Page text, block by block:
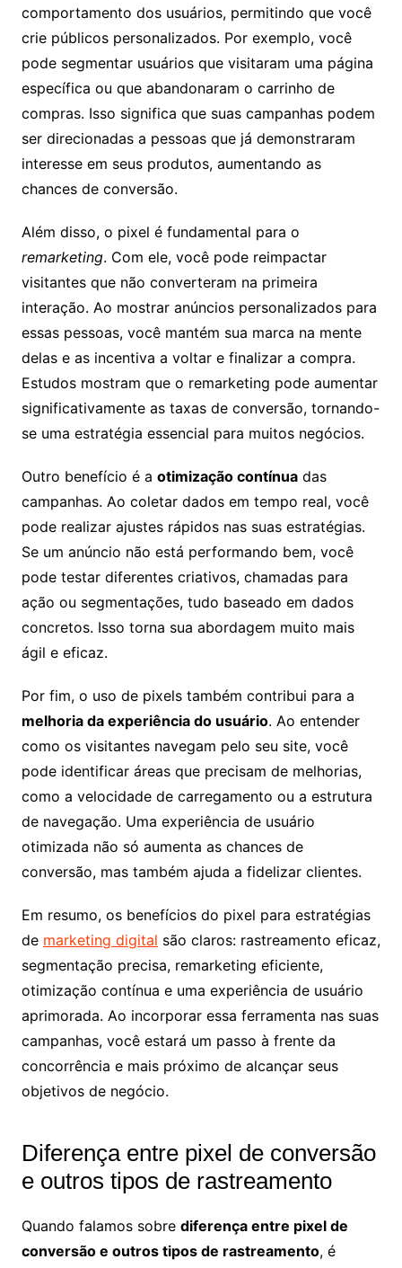
comportamento dos usuários, permitindo que você
crie públicos personalizados. Por exemplo, você
pode segmentar usuários que visitaram uma página
específica ou que abandonaram o carrinho de
compras. Isso significa que suas campanhas podem
ser direcionadas a pessoas que já demonstraram
interesse em seus produtos, aumentando as
chances de conversão.
Além disso, o pixel é fundamental para o
remarketing. Com ele, você pode reimpactar
visitantes que não converteram na primeira
interação. Ao mostrar anúncios personalizados para
essas pessoas, você mantém sua marca na mente
delas e as incentiva a voltar e finalizar a compra.
Estudos mostram que o remarketing pode aumentar
significativamente as taxas de conversão, tornando-
se uma estratégia essencial para muitos negócios.
Outro benefício é a otimização contínuadas
campanhas. Ao coletar dados em tempo real, você
pode realizar ajustes rápidos nas suas estratégias.
Se um anúncio não está performando bem, você
pode testar diferentes criativos, chamadas para
ação ou segmentações, tudo baseado em dados
concretos. Isso torna sua abordagem muito mais
ágil e eficaz.
Por fim, o uso de pixels também contribui para a
melhoria da experiência do usuário. Ao entender
como os visitantes navegam pelo seu site, você
pode identificar áreas que precisam de melhorias,
como a velocidade de carregamento ou a estrutura
de navegação. Uma experiência de usuário
otimizada não só aumenta as chances de
conversão, mas também ajuda a fidelizar clientes.
Em resumo, os benefícios do pixel para estratégias
de marketing digital são claros: rastreamento eficaz,
segmentação precisa, remarketing eficiente,
otimização contínua e uma experiência de usuário
aprimorada. Ao incorporar essa ferramenta nas suas
campanhas, você estará um passo à frente da
concorrência e mais próximo de alcançar seus
objetivos de negócio.
Diferença entre pixel de conversão
e outros tipos de rastreamento
Quando falamos sobre diferença entre pixel de
conversão e outros tipos de rastreamento, é